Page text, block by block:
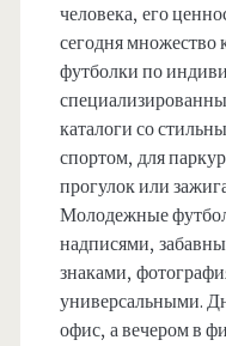
человека, его
сегодня
футболки по
каталоги со
спортом, для
прогулок или
Молодежные
надписями,
знаками,
универсальными.
офис, а вечером в